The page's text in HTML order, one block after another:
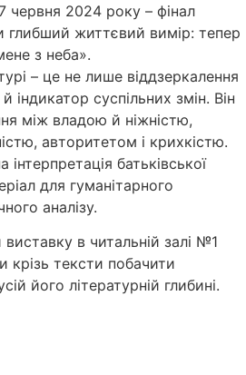
червня 2024 року – фінал
глибший життєвий вимір: тепер
з неба».
– це не лише віддзеркалення
індикатор суспільних змін. Він
між владою й ніжністю,
авторитетом і крихкістю.
батьківської
для гуманітарного
аналізу.
в читальній залі №1
крізь тексти побачити
його літературній глибині.